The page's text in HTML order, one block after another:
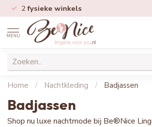
2fysieke winkels
MENU
Home / Nachtkleding / Badjassen
Badjassen
Shop nu luxe nachtmode bij Be®Nice